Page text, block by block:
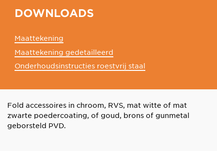
DOWNLOADS
Maattekening
Maattekening gedetailleerd
Onderhoudsinstructies roestvrij staal
Fold accessoires in chroom, RVS, mat witte of mat
zwarte poedercoating, of goud, brons of gunmetal
geborsteld PVD.